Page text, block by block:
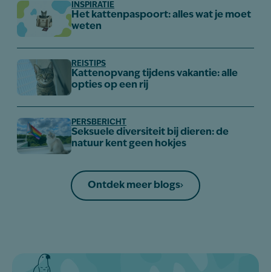
INSPIRATIE
Het kattenpaspoort: alles wat je moet
weten
REISTIPS
Kattenopvang tijdens vakantie: alle
opties op een rij
PERSBERICHT
Seksuele diversiteit bij dieren: de
natuur kent geen hokjes
Ontdek meer blogs